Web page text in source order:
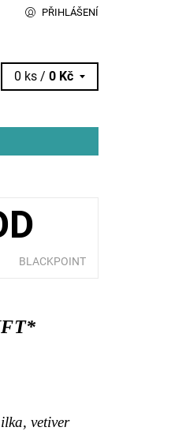
PŘIHLÁŠENÍ
0 ks /0 Kč
BLACKPOINT
vetiver